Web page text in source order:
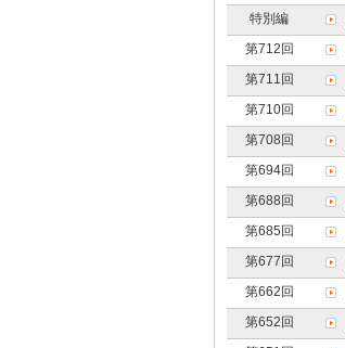
特別編
第712回
第711回
第710回
第708回
第694回
第688回
第685回
第677回
第662回
第652回